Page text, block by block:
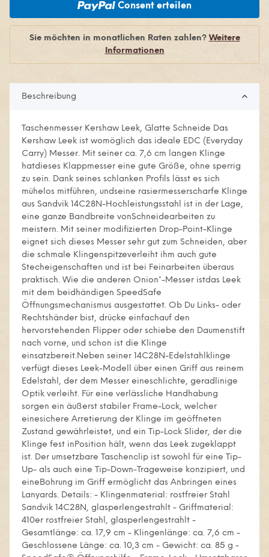
Consent erteilen
Sie möchten in monatlichen Raten zahlen? Weitere
Informationen
Beschreibung
Taschenmesser Kershaw Leek, Glatte Schneide Das
Kershaw Leek ist womöglich das ideale EDC (Everyday
Carry) Messer. Mit seiner ca. 7,6 cm langen Klinge
hatdieses Klappmesser eine gute Größe, ohne sperrig
zu sein. Dank seines schlanken Profils lässt es sich
mühelos mitführen, undseine rasiermesserscharfe Klinge
aus Sandvik 14C28N-Hochleistungsstahl ist in der Lage,
eine ganze Bandbreite vonSchneidearbeiten zu
meistern. Mit seiner modifizierten Drop-Point-Klinge
eignet sich dieses Messer sehr gut zum Schneiden, aber
die schmale Klingenspitzeverleiht ihm auch gute
Stecheigenschaften und ist bei Feinarbeiten überaus
praktisch. Wie die anderen Onion*-Messer istdas Leek
mit dem beidhändigen SpeedSafe
Öffnungsmechanismus ausgestattet. Ob Du Links- oder
Rechtshänder bist, drücke einfachauf den
hervorstehenden Flipper oder schiebe den Daumenstift
nach vorne, und schon ist die Klinge
einsatzbereit.Neben seiner 14C28N-Edelstahlklinge
verfügt dieses Leek-Modell über einen Griff aus reinem
Edelstahl, der dem Messer eineschlichte, geradlinige
Optik verleiht. Für eine verlässliche Handhabung
sorgen ein äußerst stabiler Frame-Lock, welcher
einesichere Arretierung der Klinge im geöffneten
Zustand gewährleistet, und ein Tip-Lock Slider, der die
Klinge fest inPosition hält, wenn das Leek zugeklappt
ist. Der umsetzbare Taschenclip ist sowohl für eine Tip-
Up- als auch eine Tip-Down-Trageweise konzipiert, und
eineBohrung im Griff ermöglicht das Anbringen eines
Lanyards. Details: - Klingenmaterial: rostfreier Stahl
Sandvik 14C28N, glasperlengestrahlt - Griffmaterial:
410er rostfreier Stahl, glasperlengestrahlt -
Gesamtlänge: ca. 17,9 cm - Klingenlänge: ca. 7,6 cm -
Geschlossene Länge: ca. 10,3 cm - Gewicht: ca. 85 g -